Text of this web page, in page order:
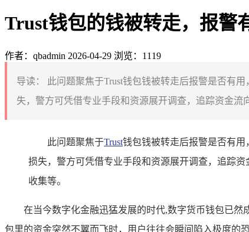
Trust钱包的钱被转走，报警
作者：qbadmin 2026-04-29 浏览：1119
导读：
此问题聚焦于Trust钱包钱被转走后报警是否有
失，警方可凭借专业手段和资源展开调查，追踪资金
此问题聚焦于Trust钱包钱被转走后报警是否有
损失，警方可凭借专业手段和资源展开调查，追踪
收集等。
在当今数字化金融迅猛发展的时代,数字货币钱包已
包里的资金突然不翼而飞时，用户往往会瞬间陷入极度的